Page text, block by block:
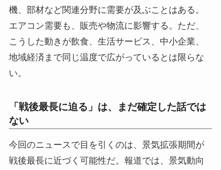
機、部材など関連分野に需要が及ぶことはある。
エアコン需要も、販売や物流に影響する。ただ、
こうした動きが飲食、生活サービス、中小企業、
地域経済まで同じ温度で広がっているとは限らな
い。
「戦後最長に迫る」は、まだ確定した話では
ない
今回のニュースで目を引くのは、景気拡張期間が
戦後最長に近づく可能性だ。報道では、景気動向